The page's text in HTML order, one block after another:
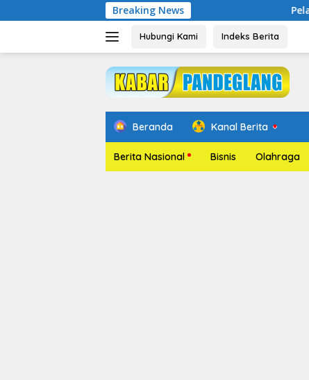
ke
Breaking News Pelantikan
Hubungi Kami Indeks Berita
Beranda Kanal Berita
Berita Nasional Bisnis Olahraga